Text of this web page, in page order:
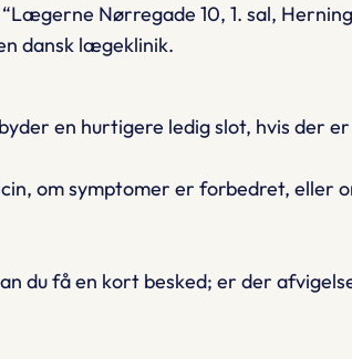
“Lægerne Nørregade 10, 1. sal,
dansk lægeklinik.
en hurtigere ledig slot, hvis der
om symptomer er forbedret, eller
du få en kort besked; er der